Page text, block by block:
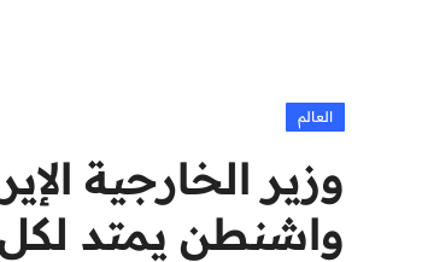
منوعات
العالم
وزير الخارجية
واشنطن يمتد لكل